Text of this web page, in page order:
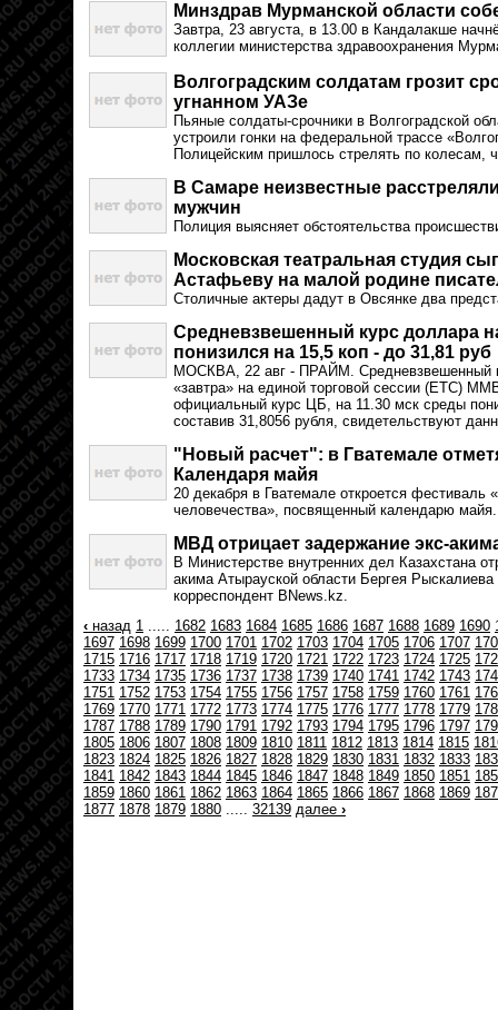
Минздрав Мурманской области
Завтра, 23 августа, в 13.00 в Кандалакше
коллегии министерства здравоохранения
Волгоградским солдатам грозит
угнанном УАЗе
Пьяные солдаты-срочники в Волгоградской
устроили гонки на федеральной трассе
Полицейским пришлось стрелять по колесам,
В Самаре неизвестные
мужчин
Полиция выясняет обстоятельства
Московская театральная студия
Астафьеву на малой родине
Столичные актеры дадут в Овсянке два
Средневзвешенный курс доллара
понизился на 15,5 коп - до 31,81 руб
МОСКВА, 22 авг - ПРАЙМ. Средневзвешенный
«завтра» на единой торговой сессии (ЕТС)
официальный курс ЦБ, на 11.30 мск среды
составив 31,8056 рубля, свидетельствуют
"Новый расчет": в Гватемале
Календаря майя
20 декабря в Гватемале откроется фестиваль
человечества», посвященный календарю майя.
МВД отрицает задержание экс-
В Министерстве внутренних дел Казахстана
акима Атырауской области Бергея
корреспондент BNews.kz.
‹ назад 1 ..... 1682 1683 1684 1685 1686 1687 1688 1689 1690
1697 1698 1699 1700 1701 1702 1703 1704 1705 1706 1707
1715 1716 1717 1718 1719 1720 1721 1722 1723 1724 1725
1733 1734 1735 1736 1737 1738 1739 1740 1741 1742 1743
1751 1752 1753 1754 1755 1756 1757 1758 1759 1760 1761
1769 1770 1771 1772 1773 1774 1775 1776 1777 1778 1779
1787 1788 1789 1790 1791 1792 1793 1794 1795 1796 1797
1805 1806 1807 1808 1809 1810 1811 1812 1813 1814 1815
1823 1824 1825 1826 1827 1828 1829 1830 1831 1832 1833
1841 1842 1843 1844 1845 1846 1847 1848 1849 1850 1851
1859 1860 1861 1862 1863 1864 1865 1866 1867 1868 1869
1877 1878 1879 1880 ..... 32139 далее ›